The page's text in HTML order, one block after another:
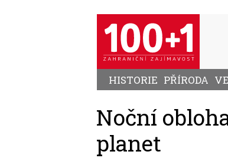
HISTORIE PŘÍRODA
Noční
planet